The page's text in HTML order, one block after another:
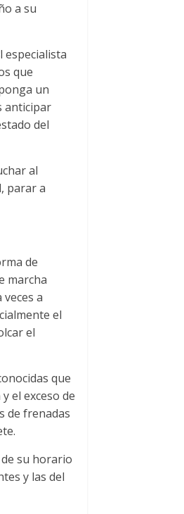
a su
especialista
que
un
anticipar
del
al
parar a
de
marcha
a
el
el
que
el exceso de
de frenadas
su horario
y las del